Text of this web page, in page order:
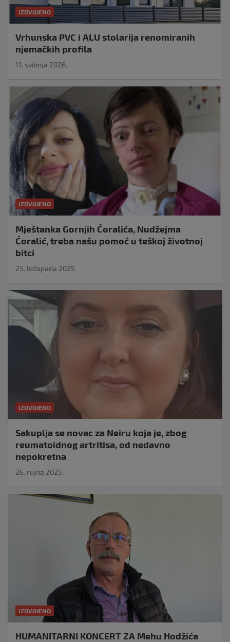
IZDVOJENO
Vrhunska PVC i ALU stolarija renomiranih
njemačkih profila
11. svibnja 2026.
IZDVOJENO
Mještanka Gornjih Ćoralića, Nudžejma
Ćoralić, treba našu pomoć u teškoj životnoj
bitci
25. listopada 2025.
IZDVOJENO
Sakuplja se novac za Neiru koja je, zbog
reumatoidnog artritisa, od nedavno
nepokretna
26. rujna 2025.
IZDVOJENO
HUMANITARNI KONCERT ZA Mehu Hodžića